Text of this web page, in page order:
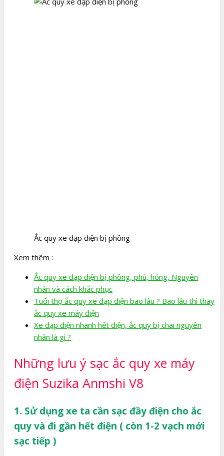
Ắc quy xe đạp điện bị phồng
Xem thêm :
Ắc quy xe đạp điện bị phồng, phù, hỏng, Nguyên
nhân và cách khắc phục
Tuổi thọ ắc quy xe đạp điện bao lâu ? Bao lâu thì thay
ắc quy xe máy điện
Xe đạp điện nhanh hết điện, ắc quy bị chai nguyên
nhân là gì ?
Những lưu ý sạc ắc quy xe máy
điện Suzika Anmshi V8
1. Sử dụng xe ta cần sạc đầy điện cho ắc
quy và đi gần hết điện ( còn 1-2 vạch mới
sạc tiếp )